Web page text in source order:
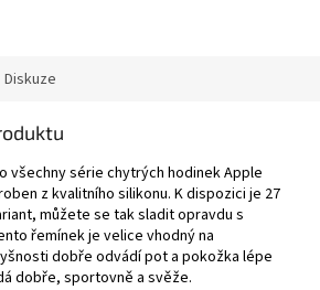
Diskuze
všechny série chytrých hodinek Apple
z kvalitního silikonu. K dispozici je 27
můžete se tak sladit opravdu s
řemínek je velice vhodný na
dobře odvádí pot a pokožka lépe
dobře, sportovně a svěže.